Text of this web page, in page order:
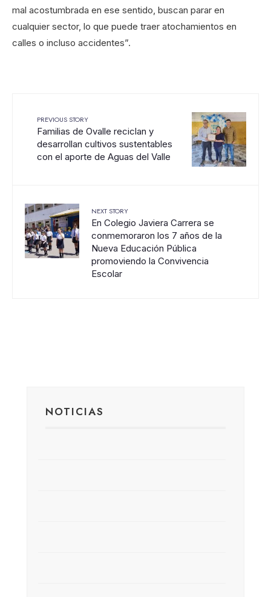
mal acostumbrada en ese sentido, buscan parar en
cualquier sector, lo que puede traer atochamientos en
calles o incluso accidentes”.
PREVIOUS STORY
Familias de Ovalle reciclan y
desarrollan cultivos sustentables
con el aporte de Aguas del Valle
NEXT STORY
En Colegio Javiera Carrera se
conmemoraron los 7 años de la
Nueva Educación Pública
promoviendo la Convivencia
Escolar
NOTICIAS